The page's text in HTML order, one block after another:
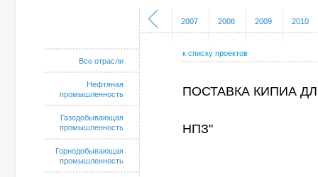
Все отрасли
Нефтяная
промышленность
Газодобывающая
промышленность
Горнодобывающая
промышленность
2006 2007 2008 2009 2010
к списку проектов
ПОСТАВКА КИПИА
НПЗ"